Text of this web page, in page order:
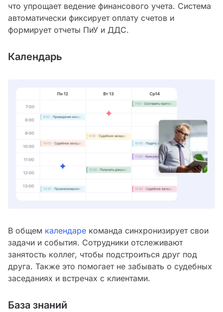
что упрощает ведение финансового учета. Система
автоматически фиксирует оплату счетов и
формирует отчеты ПиУ и ДДС.
Календарь
В общем календаре команда синхронизирует свои
задачи и события. Сотрудники отслеживают
занятость коллег, чтобы подстроиться друг под
друга. Также это помогает не забывать о судебных
заседаниях и встречах с клиентами.
База знаний